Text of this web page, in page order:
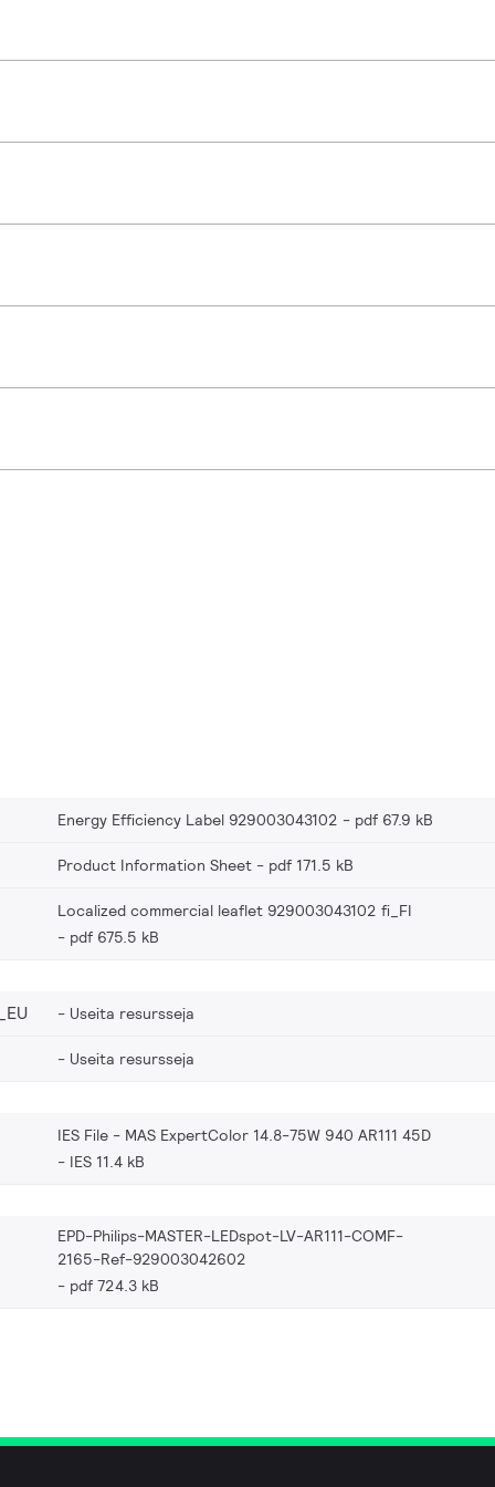
Energy Efficiency Label 929003043102 pdf 67.9 kB
Product Information Sheet pdf 171.5 kB
Localized commercial leaflet 929003043102 fi_FI
pdf 675.5 kB
Useita resursseja
Useita resursseja
IES File - MAS ExpertColor 14.8-75W 940 AR111 45D
IES 11.4 kB
EPD-Philips-MASTER-LEDspot-LV-AR111-COMF-
2165-Ref-929003042602
pdf 724.3 kB